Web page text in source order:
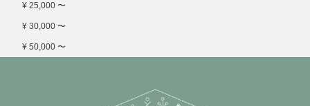
¥ 25,000 〜
¥ 30,000 〜
¥ 50,000 〜